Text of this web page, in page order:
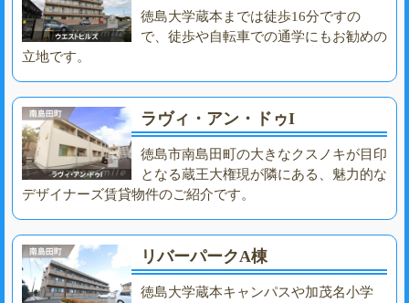
徳島大学蔵本までは徒歩16分ですの
で、徒歩や自転車での通学にもお勧めの
立地です。
ラヴィ・アン・ドゥI
徳島市南島田町の大きなクスノキが目印
となる蔵王大権現が隣にある、魅力的な
デザイナーズ賃貸物件のご紹介です。
リバーパークA棟
徳島大学蔵本キャンパスや加茂名小学